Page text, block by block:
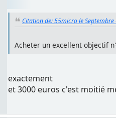
Citation de: 55micro le
Acheter un excellent objectif
exactement
et 3000 euros c'est moitié